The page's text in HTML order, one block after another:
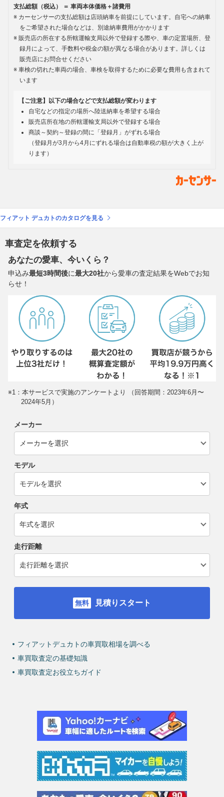
支払総額（税込） ＝ 車両本体価格＋諸費用
カーセンサーの支払総額は店頭納車を前提にしています。自宅への納車
をご希望された場合などは、別途納車費用がかかります
販売店の所在する所轄運輸支局以外で登録する際や、車の定置場所、登
録月によって、手数料や税金の額が異なる場合があります。詳しくは
販売店にお問合せください
車検の切れた車両の場合、車検を取得するために必要な費用も含まれて
います
【ご注意】以下の場合などで支払総額が変わります
自宅などの指定の場所へ陸送納車を希望する場合
販売店所在地の所轄運輸支局以外で登録する場合
商談～契約～登録の間に「登録月」がずれる場合
（登録月が3月から4月にずれる場合は自動車税の額が大きく上が
ります）
フィアット デュカトのカタログを見る
車査定を依頼する
あなたの愛車、今いくら？
申込み最短3時間後に最大20社から愛車の査定結果をWebでお知
らせ！
※1：本サービスで実施のアンケートより （回答期間：2023年6月〜
2024年5月）
メーカー
モデル
年式
走行距離
見積りスタート
フィアットデュカトの車買取相場を調べる
車買取査定の基礎知識
車買取査定お役立ちガイド